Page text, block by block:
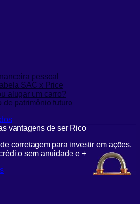
pessoal
SAC x Price
alugar um carro?
de patrimônio futuro
vantagens de ser Rico
corretagem para investir em ações,
sem anuidade e +